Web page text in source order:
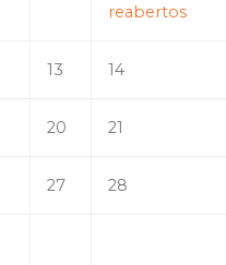
reabertos
13 14
20 21
27 28